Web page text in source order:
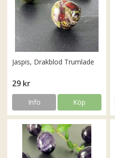
Jaspis, Drakblod Trumlade
29 kr
Info Köp